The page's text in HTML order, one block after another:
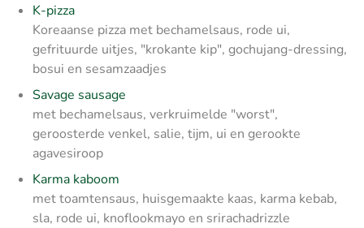
K-pizza
Koreaanse pizza met bechamelsaus, rode ui,
gefrituurde uitjes, "krokante kip", gochujang-dressing,
bosui en sesamzaadjes
Savage sausage
met bechamelsaus, verkruimelde "worst",
geroosterde venkel, salie, tijm, ui en gerookte
agavesiroop
Karma kaboom
met toamtensaus, huisgemaakte kaas, karma kebab,
sla, rode ui, knoflookmayo en srirachadrizzle